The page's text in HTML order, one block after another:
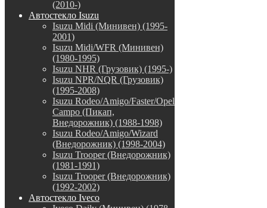
(2010-)
Автостекло Isuzu
Isuzu Midi (Минивен) (1995-
2001)
Isuzu Midi/WFR (Минивен)
(1980-1995)
Isuzu NHR (Грузовик) (1995-)
Isuzu NPR/NQR (Грузовик)
(1995-2008)
Isuzu Rodeo/Amigo/Faster/Opel
Campo (Пикап,
Внедорожник) (1988-1998)
Isuzu Rodeo/Amigo/Wizard
(Внедорожник) (1998-2004)
Isuzu Trooper (Внедорожник)
(1981-1991)
Isuzu Trooper (Внедорожник)
(1992-2002)
Автостекло Iveco